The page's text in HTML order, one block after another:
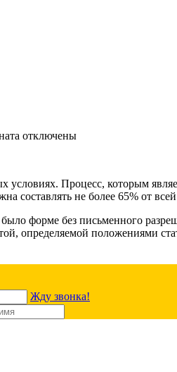
отключены
условиях. Процесс, которым
составлять не более 65% от
форме без письменного
определяемой положениями
Жду звонка!